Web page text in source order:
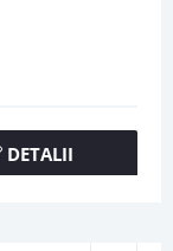
DETALII